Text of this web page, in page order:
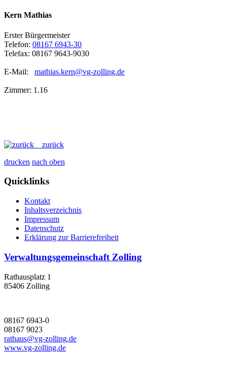
Kern Mathias
Erster Bürgermeister
Telefon: 08167 6943-30
Telefax: 08167 9643-9030
E-Mail: mathias.kern@vg-zolling.de
Zimmer: 1.16
zurück
drucken nach oben
Quicklinks
Kontakt
Inhaltsverzeichnis
Impressum
Datenschutz
Erklärung zur Barrierefreiheit
Verwaltungsgemeinschaft Zolling
Rathausplatz 1
85406 Zolling
08167 6943-0
08167 9023
rathaus@vg-zolling.de
www.vg-zolling.de